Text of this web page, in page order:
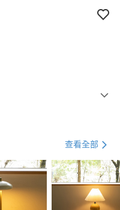
21家銀行
第一商業銀行
21家銀行
查看全部